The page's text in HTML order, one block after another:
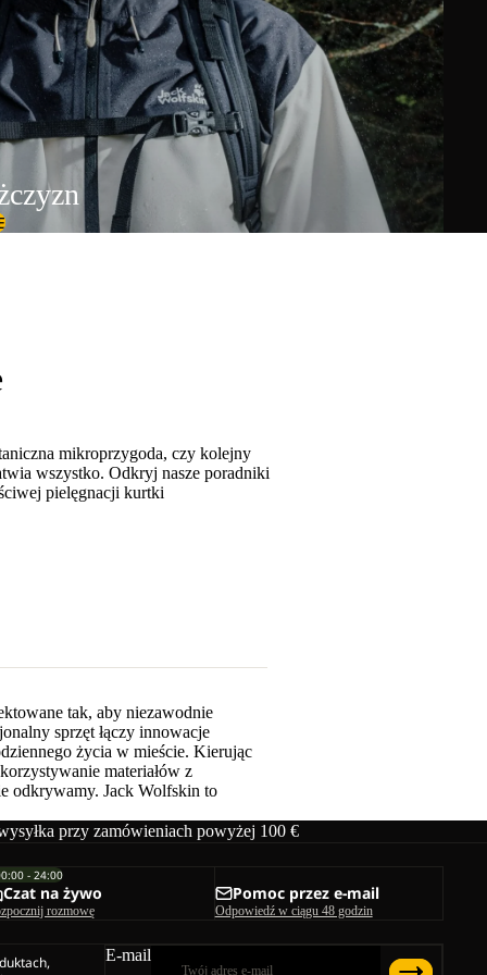
mikroprzygoda, czy kolejny
wszystko. Odkryj nasze poradniki
pielęgnacji kurtki
tak, aby niezawodnie
sprzęt łączy innowacje
życia w mieście. Kierując
materiałów z
odkrywamy. Jack Wolfskin to
przy zamówieniach powyżej 100 €
- 24:00
Czat na żywo
rozmowę
Pomoc przez e-mail
Odpowiedź w ciągu 48 godzin
E-mail